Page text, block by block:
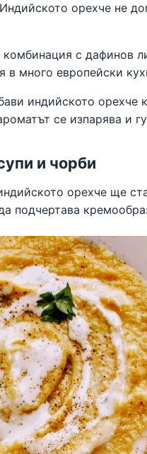
орехче не
с дафинов
в много европейски
индийското орехче
се изпарява и
и чорби
орехче ще
подчертава